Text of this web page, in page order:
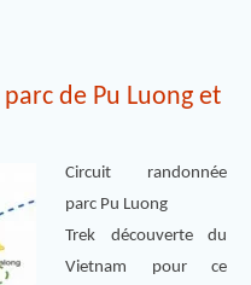
de Pu Luong et
Circuit randonnée
parc Pu Luong
Trek découverte du
Vietnam pour ce